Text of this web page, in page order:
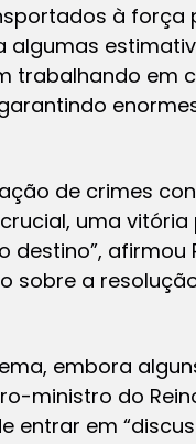
à força
algumas
trabalhando em
de crimes
uma vitória
afirmou
sobre a
embora
ministro do
entrar em